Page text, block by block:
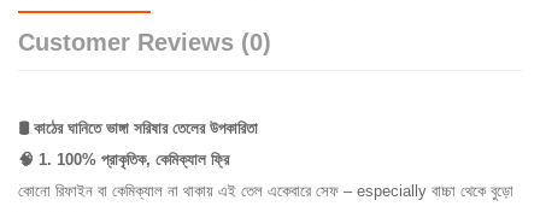
Customer Reviews (0)
🛢️ কাঠের ঘানিতে ভাঙ্গা সরিষার তেলের উপকারিতা
🧠 1. 100% প্রাকৃতিক, কেমিক্যাল ফ্রি
কোনো রিফাইন বা কেমিক্যাল না থাকায় এই তেল একেবারে সেফ – especially বাচ্চা থেকে বুড়ো